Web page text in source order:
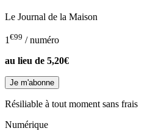
Le Journal de la Maison
1 €99 / numéro
au lieu de 5,20€
Résiliable à tout moment sans frais
Numérique